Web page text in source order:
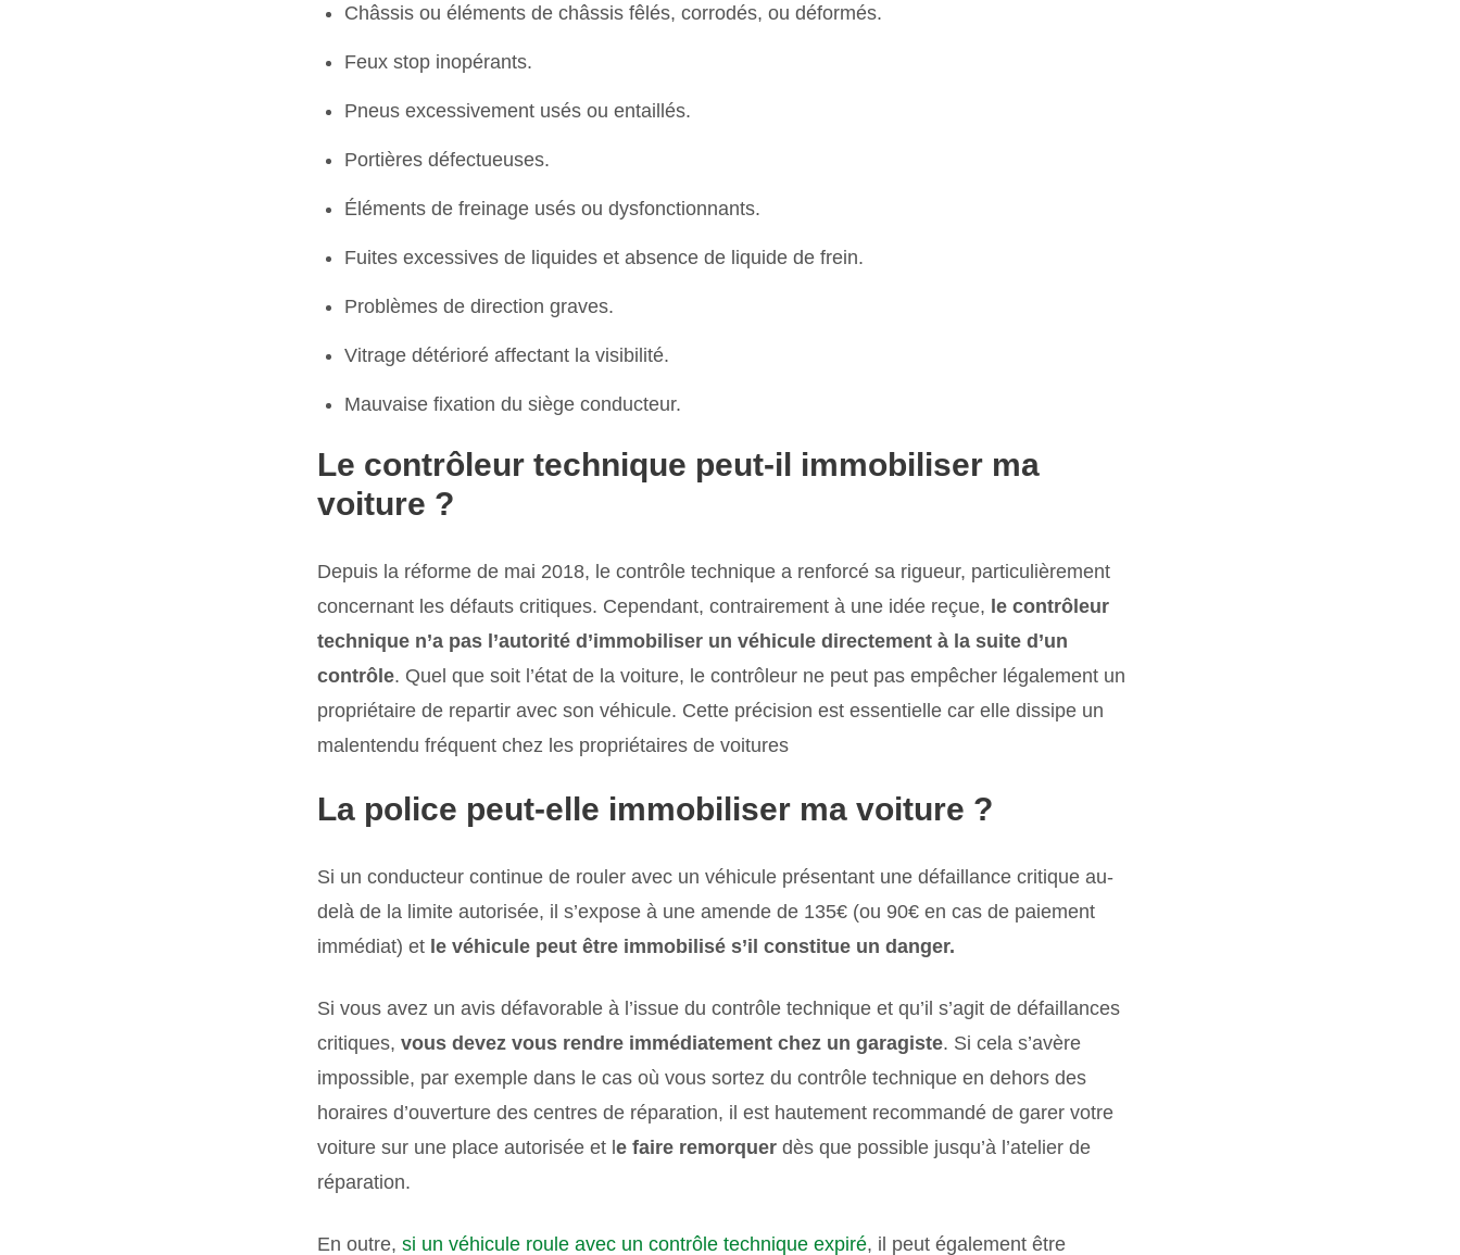
Châssis ou éléments de châssis fêlés, corrodés, ou déformés.
Feux stop inopérants.
Pneus excessivement usés ou entaillés.
Portières défectueuses.
Éléments de freinage usés ou dysfonctionnants.
Fuites excessives de liquides et absence de liquide de frein.
Problèmes de direction graves.
Vitrage détérioré affectant la visibilité.
Mauvaise fixation du siège conducteur.
Le contrôleur technique peut-il immobiliser ma
voiture ?
Depuis la réforme de mai 2018, le contrôle technique a renforcé sa rigueur, particulièrement
concernant les défauts critiques. Cependant, contrairement à une idée reçue, le contrôleur
technique n’a pas l’autorité d’immobiliser un véhicule directement à la suite d’un
contrôle. Quel que soit l’état de la voiture, le contrôleur ne peut pas empêcher légalement un
propriétaire de repartir avec son véhicule. Cette précision est essentielle car elle dissipe un
malentendu fréquent chez les propriétaires de voitures
La police peut-elle immobiliser ma voiture ?
Si un conducteur continue de rouler avec un véhicule présentant une défaillance critique au-
delà de la limite autorisée, il s’expose à une amende de 135€ (ou 90€ en cas de paiement
immédiat) et le véhicule peut être immobilisé s’il constitue un danger.
Si vous avez un avis défavorable à l’issue du contrôle technique et qu’il s’agit de défaillances
critiques, vous devez vous rendre immédiatement chez un garagiste. Si cela s’avère
impossible, par exemple dans le cas où vous sortez du contrôle technique en dehors des
horaires d’ouverture des centres de réparation, il est hautement recommandé de garer votre
voiture sur une place autorisée et l e faire remorquer dès que possible jusqu’à l’atelier de
réparation.
En outre, si un véhicule roule avec un contrôle technique expiré, il peut également être